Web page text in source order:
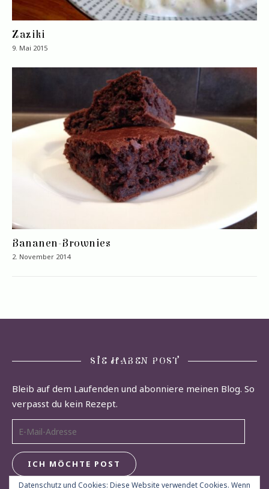
Zaziki
9. Mai 2015
Bananen-Brownies
2. November 2014
SIE HABEN POST
Bleib auf dem Laufenden und abonniere meinen Blog. So
verpasst du kein Rezept.
E-Mail-Adresse
ICH MÖCHTE POST
Datenschutz und Cookies: Diese Website verwendet Cookies. Wenn